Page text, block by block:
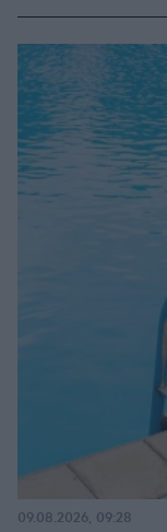
09.08.2026, 09:28